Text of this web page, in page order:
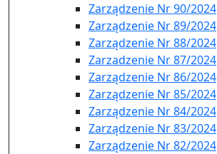
Zarządzenie Nr 90/2024
Zarządzenie Nr 89/2024
Zarządzenie Nr 88/2024
Zarzadzenie Nr 87/2024
Zarządzenie Nr 86/2024
Zarządzenie Nr 85/2024
Zarządzenie Nr 84/2024
Zarządzenie Nr 83/2024
Zarządzenie Nr 82/2024